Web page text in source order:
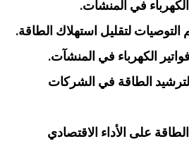
في المنشآت.
التوصيات لتقليل استهلاك الطاقة.
الكهرباء في المنشآت.
الطاقة في الشركات
على الأداء الاقتصادي